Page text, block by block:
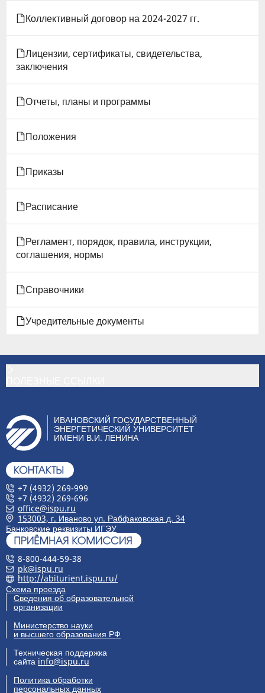
ВЫПУСКНОЙ
КВАЛИФИКАЦИОННОЙ
РАБОТЕ
ОБУЧАЮЩИХСЯ
Коллективный договор на 2024-2027 гг.
Лицензии, сертификаты, свидетельства,
заключения
Отчеты, планы и программы
Положения
Приказы
Расписание
Регламент, порядок, правила, инструкции,
соглашения, нормы
Справочники
Учредительные документы
ИВАНОВСКИЙ ГОСУДАРСТВЕННЫЙ
ЭНЕРГЕТИЧЕСКИЙ УНИВЕРСИТЕТ
ИМЕНИ В.И. ЛЕНИНА
+7 (4932) 269-999
+7 (4932) 269-696
office@ispu.ru
153003, г. Иваново ул. Рабфаковская д. 34
Банковские реквизиты ИГЭУ
8-800-444-59-38
pk@ispu.ru
http://abiturient.ispu.ru/
Схема проезда
Сведения об образовательной
организации
Министерство науки
и высшего образования РФ
Техническая поддержка
сайта info@ispu.ru
Политика обработки
персональных данных